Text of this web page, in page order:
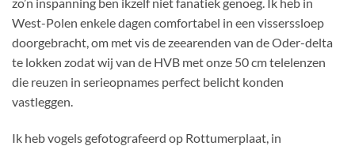
West-Polen enkele dagen comfortabel in een visserssloep
doorgebracht, om met vis de zeearenden van de Oder-delta
te lokken zodat wij van de HVB met onze 50 cm telelenzen
die reuzen in serieopnames perfect belicht konden
vastleggen.
Ik heb vogels gefotografeerd op Rottumerplaat, in